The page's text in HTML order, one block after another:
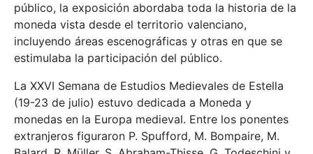
público, la exposición abordaba toda la historia de la
moneda vista desde el territorio valenciano,
incluyendo áreas escenográficas y otras en que se
estimulaba la participación del público.
La XXVI Semana de Estudios Medievales de Estella
(19-23 de julio) estuvo dedicada a Moneda y
monedas en la Europa medieval. Entre los ponentes
extranjeros figuraron P. Spufford, M. Bompaire, M.